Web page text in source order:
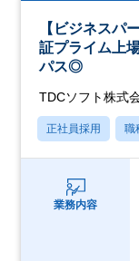
【ビジネスパ
証プライム上
パス◎
TDCソフト株式
正社員採用 職
業務内容